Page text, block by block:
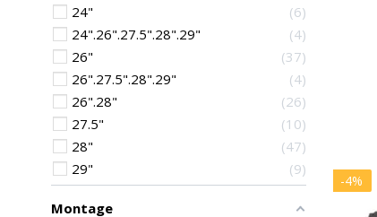
-4%
24"
6
24".26".27.5".28".29"
4
26"
37
26".27.5".28".29"
4
26".28"
26
27.5"
10
28"
47
29"
9
Montage